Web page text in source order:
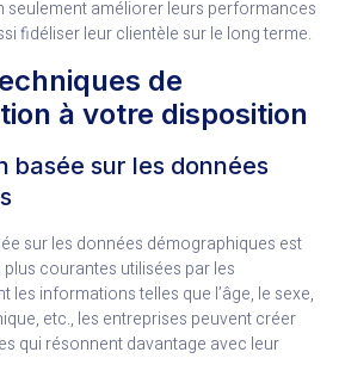
seulement améliorer leurs performances
fidéliser leur clientèle sur le long terme.
de
à votre disposition
basée sur les données
sur les données démographiques est
plus courantes utilisées par les
les informations telles que l’âge, le sexe,
etc., les entreprises peuvent créer
qui résonnent davantage avec leur